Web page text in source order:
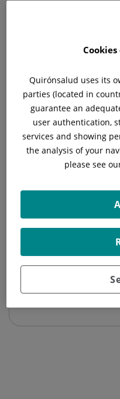
hospitals:
Hospital Universitari
C/ Viladomat, 288
08029 Barcelona
Dades del
Experiència
Quirónsalud uses its
parties (located in
guarantee an
user authentication,
services and showing
the analysis of your
please see